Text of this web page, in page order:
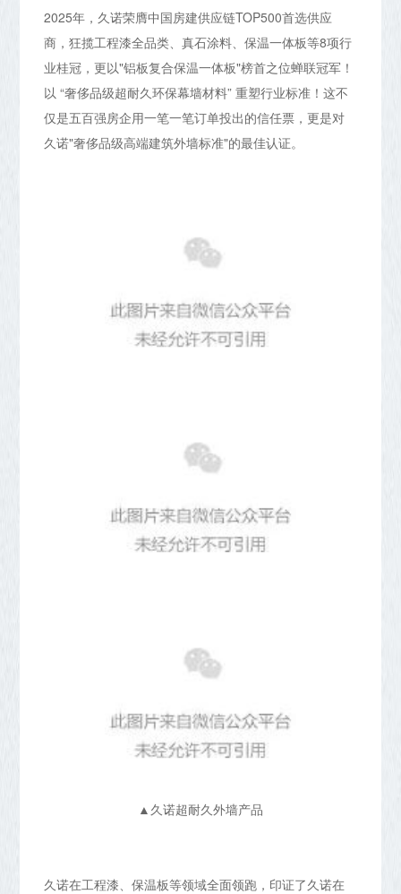
2025年，久诺荣膺中国房建供应链TOP500首选供应
商，狂揽工程漆全品类、真石涂料、保温一体板等8项行
业桂冠，更以"铝板复合保温一体板"榜首之位蝉联冠军！
以 “奢侈品级超耐久环保幕墙材料” 重塑行业标准！这不
仅是五百强房企用一笔一笔订单投出的信任票，更是对
久诺"奢侈品级高端建筑外墙标准"的最佳认证。
▲久诺超耐久外墙产品
久诺在工程漆、保温板等领域全面领跑，印证了久诺在